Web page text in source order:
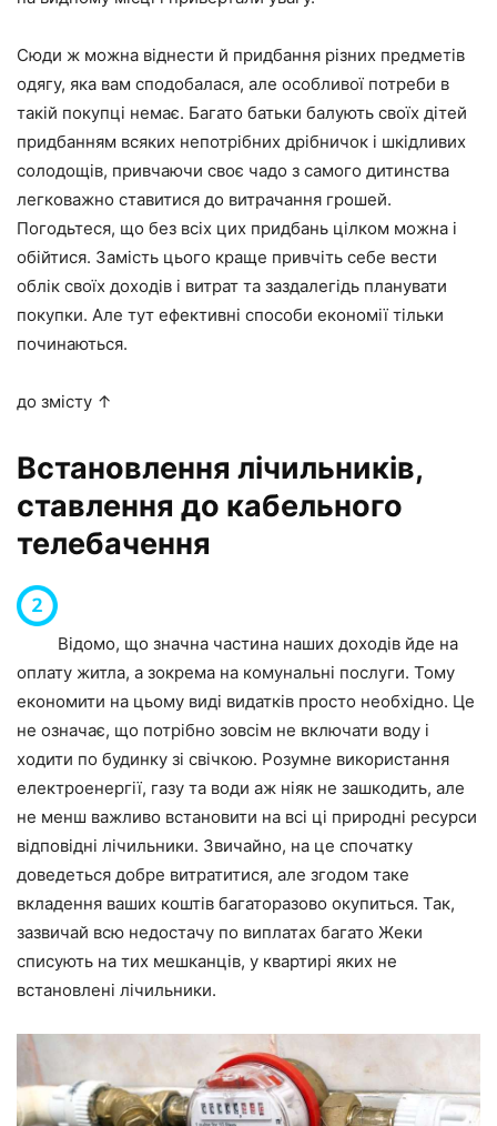
Сюди ж можна віднести й придбання різних предметів
одягу, яка вам сподобалася, але особливої потреби в
такій покупці немає. Багато батьки балують своїх дітей
придбанням всяких непотрібних дрібничок і шкідливих
солодощів, привчаючи своє чадо з самого дитинства
легковажно ставитися до витрачання грошей.
Погодьтеся, що без всіх цих придбань цілком можна і
обійтися. Замість цього краще привчіть себе вести
облік своїх доходів і витрат та заздалегідь планувати
покупки. Але тут ефективні способи економії тільки
починаються.
до змісту ↑
Встановлення лічильників,
ставлення до кабельного
телебачення
Відомо, що значна частина наших доходів йде на
оплату житла, а зокрема на комунальні послуги. Тому
економити на цьому виді видатків просто необхідно. Це
не означає, що потрібно зовсім не включати воду і
ходити по будинку зі свічкою. Розумне використання
електроенергії, газу та води аж ніяк не зашкодить, але
не менш важливо встановити на всі ці природні ресурси
відповідні лічильники. Звичайно, на це спочатку
доведеться добре витратитися, але згодом таке
вкладення ваших коштів багаторазово окупиться. Так,
зазвичай всю недостачу по виплатах багато Жеки
списують на тих мешканців, у квартирі яких не
встановлені лічильники.